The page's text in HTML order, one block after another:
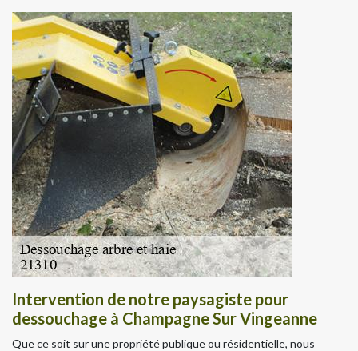
Intervention de notre paysagiste pour
dessouchage à Champagne Sur Vingeanne
Que ce soit sur une propriété publique ou résidentielle, nous